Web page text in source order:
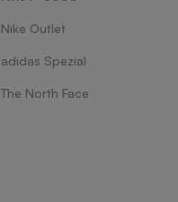
Nike Outlet
adidas Spezial
The North Face